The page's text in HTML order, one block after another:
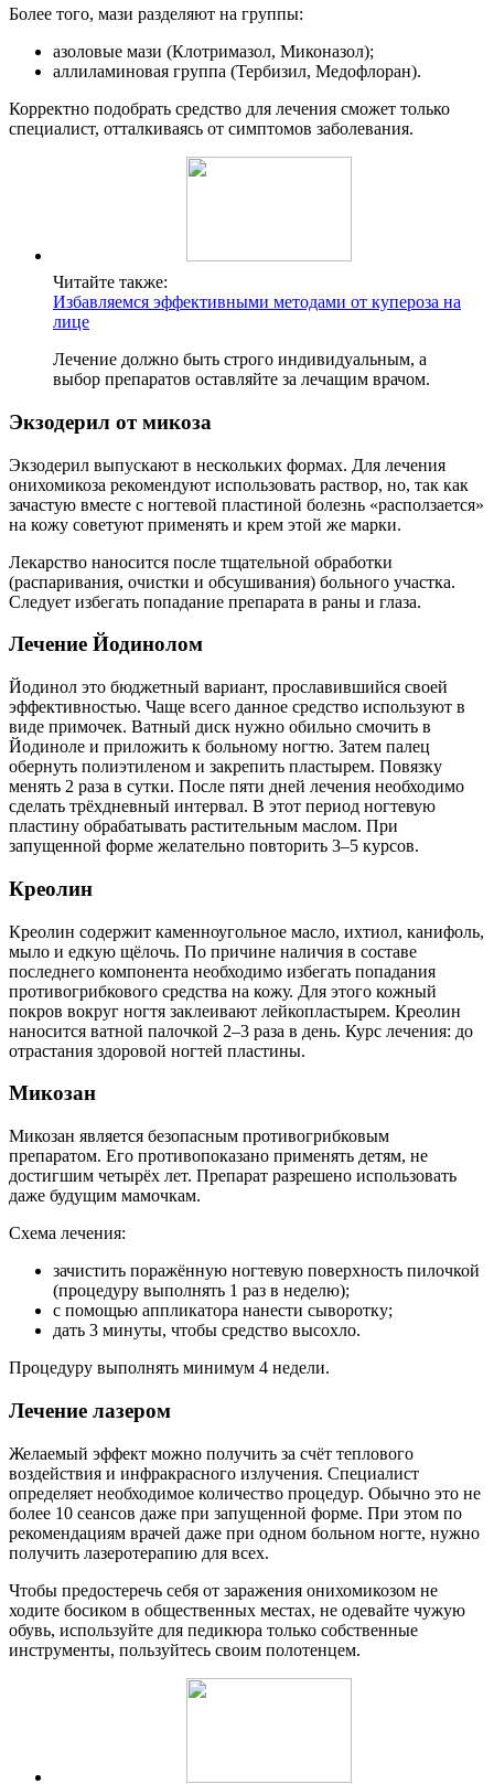
Более того, мази разделяют на группы:
азоловые мази (Клотримазол, Миконазол);
аллиламиновая группа (Тербизил, Медофлоран).
Корректно подобрать средство для лечения сможет только
специалист, отталкиваясь от симптомов заболевания.
Читайте также:
Избавляемся эффективными методами от купероза на
лице
Лечение должно быть строго индивидуальным, а
выбор препаратов оставляйте за лечащим врачом.
Экзодерил от микоза
Экзодерил выпускают в нескольких формах. Для лечения
онихомикоза рекомендуют использовать раствор, но, так как
зачастую вместе с ногтевой пластиной болезнь «расползается»
на кожу советуют применять и крем этой же марки.
Лекарство наносится после тщательной обработки
(распаривания, очистки и обсушивания) больного участка.
Следует избегать попадание препарата в раны и глаза.
Лечение Йодинолом
Йодинол это бюджетный вариант, прославившийся своей
эффективностью. Чаще всего данное средство используют в
виде примочек. Ватный диск нужно обильно смочить в
Йодиноле и приложить к больному ногтю. Затем палец
обернуть полиэтиленом и закрепить пластырем. Повязку
менять 2 раза в сутки. После пяти дней лечения необходимо
сделать трёхдневный интервал. В этот период ногтевую
пластину обрабатывать растительным маслом. При
запущенной форме желательно повторить 3–5 курсов.
Креолин
Креолин содержит каменноугольное масло, ихтиол, канифоль,
мыло и едкую щёлочь. По причине наличия в составе
последнего компонента необходимо избегать попадания
противогрибкового средства на кожу. Для этого кожный
покров вокруг ногтя заклеивают лейкопластырем. Креолин
наносится ватной палочкой 2–3 раза в день. Курс лечения: до
отрастания здоровой ногтей пластины.
Микозан
Микозан является безопасным противогрибковым
препаратом. Его противопоказано применять детям, не
достигшим четырёх лет. Препарат разрешено использовать
даже будущим мамочкам.
Схема лечения:
зачистить поражённую ногтевую поверхность пилочкой
(процедуру выполнять 1 раз в неделю);
с помощью аппликатора нанести сыворотку;
дать 3 минуты, чтобы средство высохло.
Процедуру выполнять минимум 4 недели.
Лечение лазером
Желаемый эффект можно получить за счёт теплового
воздействия и инфракрасного излучения. Специалист
определяет необходимое количество процедур. Обычно это не
более 10 сеансов даже при запущенной форме. При этом по
рекомендациям врачей даже при одном больном ногте, нужно
получить лазеротерапию для всех.
Чтобы предостеречь себя от заражения онихомикозом не
ходите босиком в общественных местах, не одевайте чужую
обувь, используйте для педикюра только собственные
инструменты, пользуйтесь своим полотенцем.